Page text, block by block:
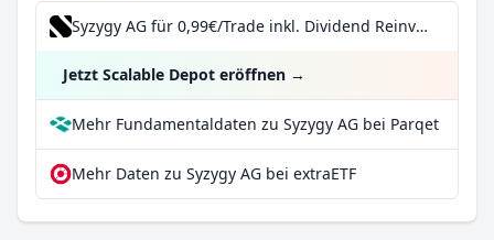
Syzygy AG für 0,99€/Trade inkl. Dividend Reinvestment Plan
Jetzt Scalable Depot eröffnen →
Mehr Fundamentaldaten zu Syzygy AG bei Parqet
Mehr Daten zu Syzygy AG bei extraETF